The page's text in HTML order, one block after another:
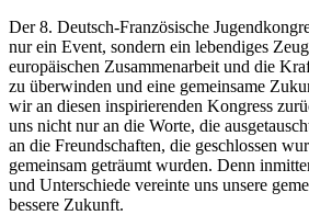
Der 8. Deutsch-Französische
nur ein Event, sondern ein lebendiges
europäischen Zusammenarbeit und die
zu überwinden und eine gemeinsame
wir an diesen inspirierenden Kongress
uns nicht nur an die Worte, die
an die Freundschaften, die geschlossen
gemeinsam geträumt wurden. Denn
und Unterschiede vereinte uns unsere
bessere Zukunft.